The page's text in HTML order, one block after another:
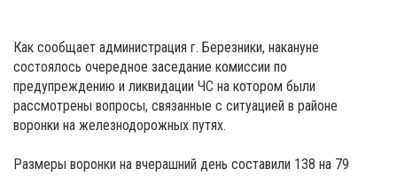
Как сообщает администрация г. Березники, накануне
состоялось очередное заседание комиссии по
предупреждению и ликвидации ЧС на котором были
рассмотрены вопросы, связанные с ситуацией в районе
воронки на железнодорожных путях.
Размеры воронки на вчерашний день составили 138 на 79